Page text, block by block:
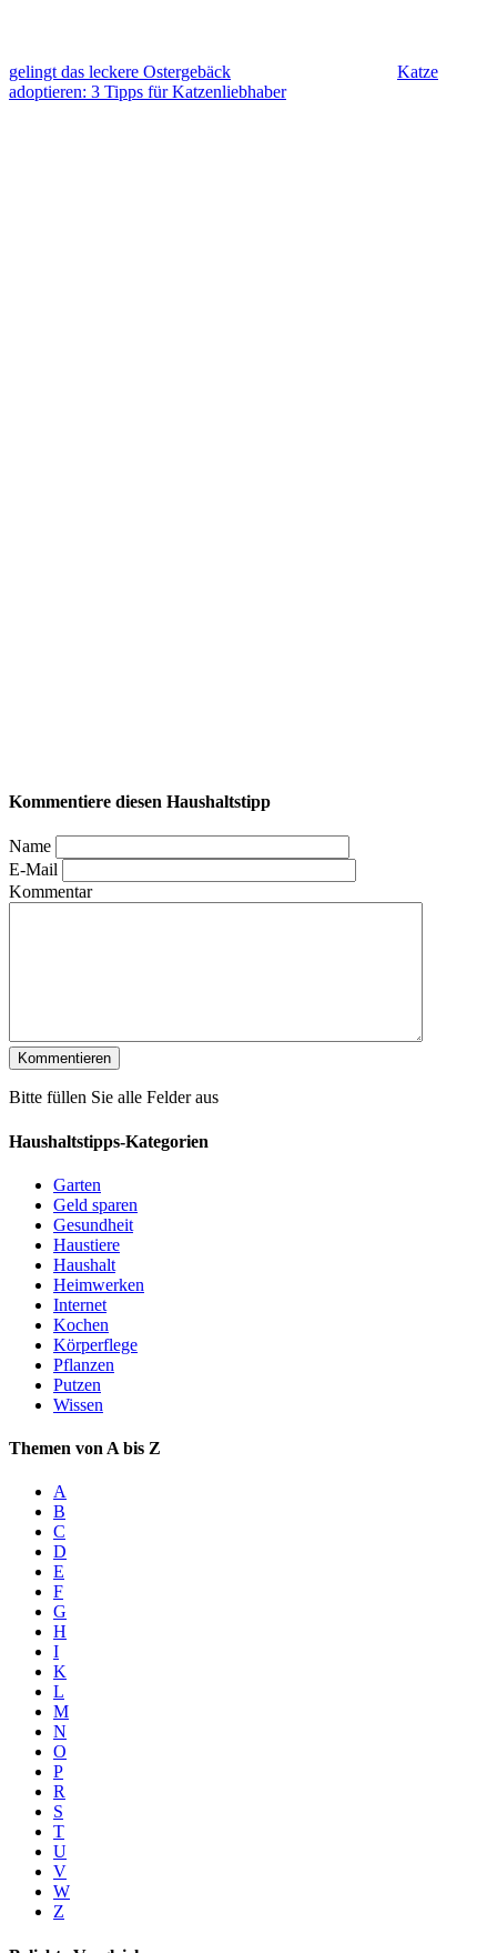
gelingt das leckere Ostergebäck
Katze
adoptieren: 3 Tipps für Katzenliebhaber
Kommentiere diesen Haushaltstipp
Name
E-Mail
Kommentar
Bitte füllen Sie alle Felder aus
Haushaltstipps-Kategorien
Garten
Geld sparen
Gesundheit
Haustiere
Haushalt
Heimwerken
Internet
Kochen
Körperflege
Pflanzen
Putzen
Wissen
Themen von A bis Z
A
B
C
D
E
F
G
H
I
K
L
M
N
O
P
R
S
T
U
V
W
Z